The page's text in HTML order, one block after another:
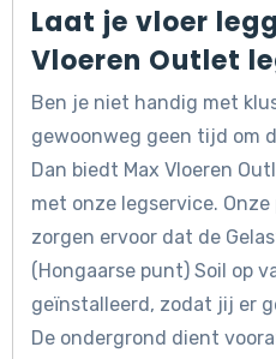
Laat je vloer
Vloeren Outlet
Ben je niet handig met
gewoonweg geen tijd om
Dan biedt Max Vloeren
met onze legservice.
zorgen ervoor dat de
(Hongaarse punt) Soil op
geïnstalleerd, zodat jij er
De ondergrond dient